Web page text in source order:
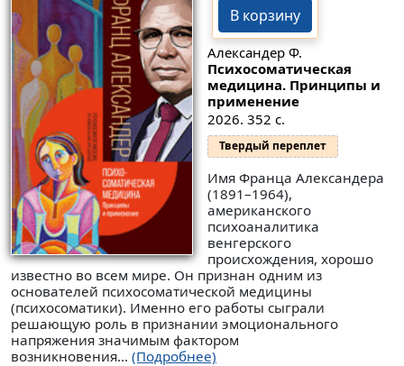
В корзину
Александер Ф.
Психосоматическая
медицина. Принципы и
применение
2026. 352 с.
Твердый переплет
Имя Франца Александера
(1891–1964),
американского
психоаналитика
венгерского
происхождения, хорошо
известно во всем мире. Он признан одним из
основателей психосоматической медицины
(психосоматики). Именно его работы сыграли
решающую роль в признании эмоционального
напряжения значимым фактором
возникновения... (Подробнее)